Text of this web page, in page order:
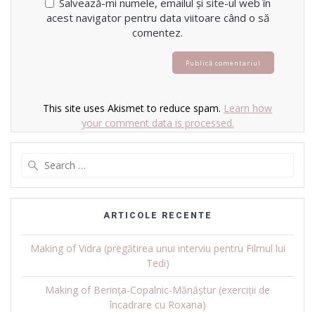
Salvează-mi numele, emailul și site-ul web în
acest navigator pentru data viitoare când o să
comentez.
This site uses Akismet to reduce spam. Learn how
your comment data is processed.
ARTICOLE RECENTE
Making of Vidra (pregătirea unui interviu pentru Filmul lui
Tedi)
Making of Berința-Copalnic-Mănăștur (exerciții de
încadrare cu Roxana)